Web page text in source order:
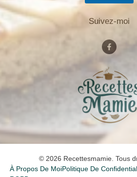
Suivez-moi
© 2026 Recettesmamie. Tous
À Propos De MoiPolitique De